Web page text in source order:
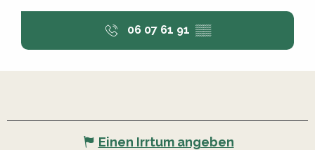
06 07 61 91 ▒▒
Einen Irrtum angeben